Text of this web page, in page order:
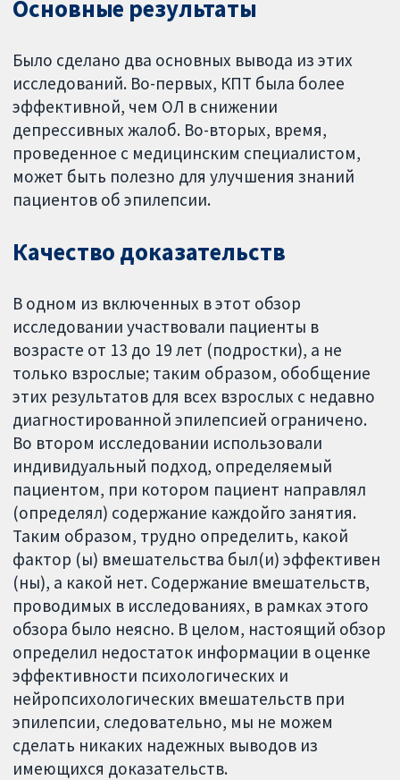
Основные результаты
Было сделано два основных вывода из этих
исследований. Во-первых, КПТ была более
эффективной, чем ОЛ в снижении
депрессивных жалоб. Во-вторых, время,
проведенное с медицинским специалистом,
может быть полезно для улучшения знаний
пациентов об эпилепсии.
Качество доказательств
В одном из включенных в этот обзор
исследовании участвовали пациенты в
возрасте от 13 до 19 лет (подростки), а не
только взрослые; таким образом, обобщение
этих результатов для всех взрослых с недавно
диагностированной эпилепсией ограничено.
Во втором исследовании использовали
индивидуальный подход, определяемый
пациентом, при котором пациент направлял
(определял) содержание каждойго занятия.
Таким образом, трудно определить, какой
фактор (ы) вмешательства был(и) эффективен
(ны), а какой нет. Содержание вмешательств,
проводимых в исследованиях, в рамках этого
обзора было неясно. В целом, настоящий обзор
определил недостаток информации в оценке
эффективности психологических и
нейропсихологических вмешательств при
эпилепсии, следовательно, мы не можем
сделать никаких надежных выводов из
имеющихся доказательств.